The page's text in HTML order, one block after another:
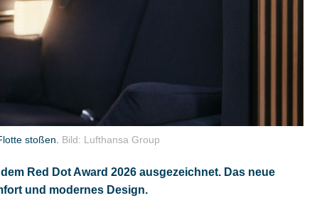
stoßen. Bild: Lufthansa Group
Red Dot Award 2026 ausgezeichnet. Das neue
und modernes Design.